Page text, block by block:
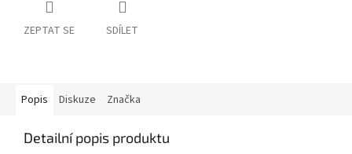
ZEPTAT SE SDÍLET
Popis Diskuze Značka
Detailní popis produktu